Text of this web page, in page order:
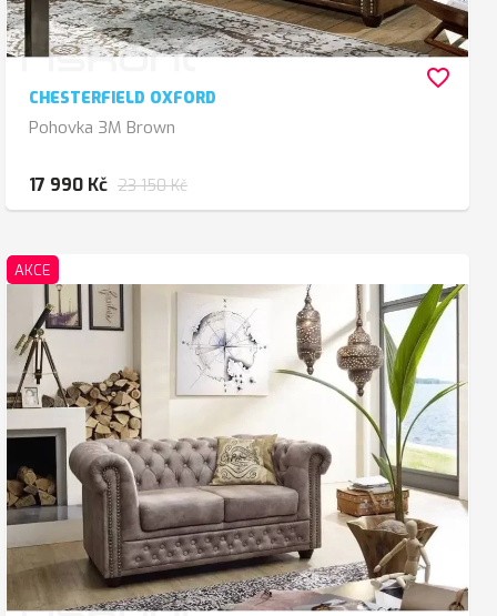
CHESTERFIELD OXFORD
Pohovka 3M Brown
17 990 Kč 23 150 Kč
favorite_border
AKCE